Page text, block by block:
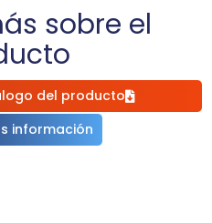
sobre el
del producto
información